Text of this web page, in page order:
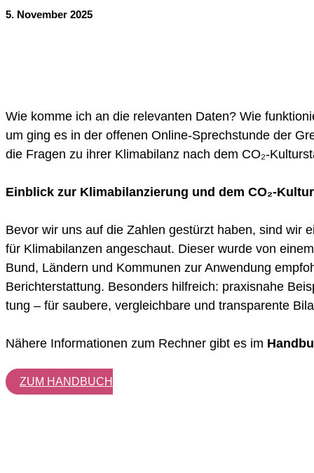
5. November 2025
Wie kom­me ich an die rele­van­ten Daten? Wie
um ging es in der offe­nen Online-Sprech­stun­de der
die Fra­gen zu ihrer Kli­ma­bi­lanz nach dem CO₂-
Einblick zur Klimabilanzierung und dem CO₂-
Bevor wir uns auf die Zah­len gestürzt haben, sind wir
für Kli­ma­bi­lan­zen ange­schaut. Die­ser wur­de von
Bund, Län­dern und Kom­mu­nen zur Anwen­dung
Bericht­erstat­tung. Beson­ders hilf­reich: pra­xis­na­he
tung – für sau­be­re, ver­gleich­ba­re und trans­pa­ren­te
Nähe­re Infor­ma­tio­nen zum Rech­ner gibt es im
ZUM HAND­BUCH